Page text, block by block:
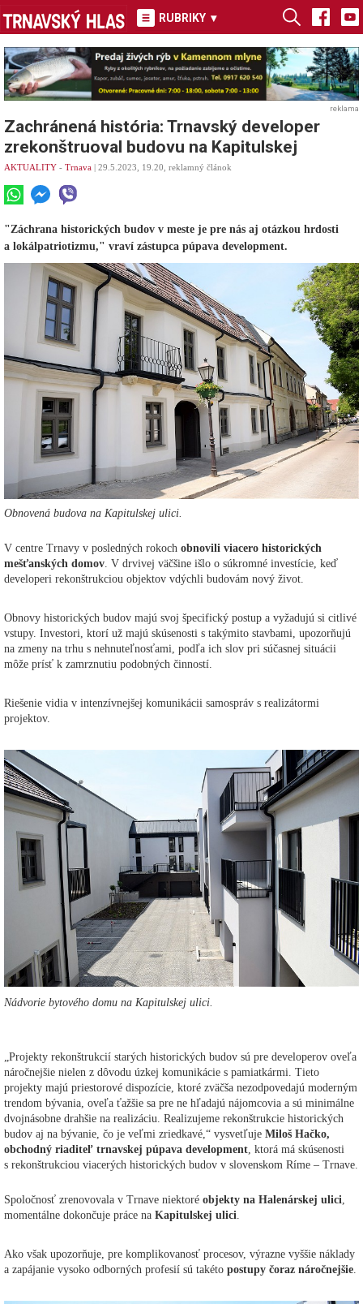
RUBRIKY ▾
reklama
Zachránená história: Trnavský developer
zrekonštruoval budovu na Kapitulskej
AKTUALITY - Trnava | 29.5.2023, 19.20, reklamný článok
"Záchrana historických budov v meste je pre nás aj otázkou hrdosti
a lokálpatriotizmu," vraví zástupca púpava development.
Obnovená budova na Kapitulskej ulici.
V centre Trnavy v posledných rokoch obnovili viacero historických
mešťanských domov. V drvivej väčšine išlo o súkromné investície, keď
developeri rekonštrukciou objektov vdýchli budovám nový život.
Obnovy historických budov majú svoj špecifický postup a vyžadujú si citlivé
vstupy. Investori, ktorí už majú skúsenosti s takýmito stavbami, upozorňujú
na zmeny na trhu s nehnuteľnosťami, podľa ich slov pri súčasnej situácii
môže prísť k zamrznutiu podobných činností.
Riešenie vidia v intenzívnejšej komunikácii samospráv s realizátormi
projektov.
Nádvorie bytového domu na Kapitulskej ulici.
„Projekty rekonštrukcií starých historických budov sú pre developerov oveľa
náročnejšie nielen z dôvodu úzkej komunikácie s pamiatkármi. Tieto
projekty majú priestorové dispozície, ktoré zväčša nezodpovedajú moderným
trendom bývania, oveľa ťažšie sa pre ne hľadajú nájomcovia a sú minimálne
dvojnásobne drahšie na realizáciu. Realizujeme rekonštrukcie historických
budov aj na bývanie, čo je veľmi zriedkavé,“ vysvetľuje Miloš Hačko,
obchodný riaditeľ trnavskej púpava development, ktorá má skúsenosti
s rekonštrukciou viacerých historických budov v slovenskom Ríme – Trnave.
Spoločnosť zrenovovala v Trnave niektoré objekty na Halenárskej ulici,
momentálne dokončuje práce na Kapitulskej ulici.
Ako však upozorňuje, pre komplikovanosť procesov, výrazne vyššie náklady
a zapájanie vysoko odborných profesií sú takéto postupy čoraz náročnejšie.